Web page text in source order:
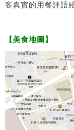
客真實的用餐評語
【美食地圖】